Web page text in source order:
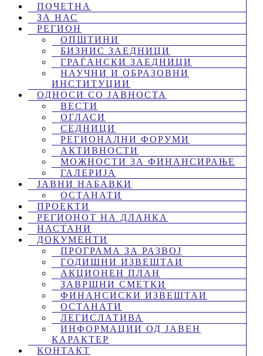
ПОЧЕТНА
ЗА НАС
РЕГИОН
ОПШТИНИ
БИЗНИС ЗАЕДНИЦИ
ГРАЃАНСКИ ЗАЕДНИЦИ
НАУЧНИ И ОБРАЗОВНИ
ИНСТИТУЦИИ
ОДНОСИ СО ЈАВНОСТА
ВЕСТИ
ОГЛАСИ
СЕДНИЦИ
РЕГИОНАЛНИ ФОРУМИ
АКТИВНОСТИ
МОЖНОСТИ ЗА ФИНАНСИРАЊЕ
ГАЛЕРИЈА
ЈАВНИ НАБАВКИ
ОСТАНАТИ
ПРОЕКТИ
РЕГИОНОТ НА ДЛАНКА
НАСТАНИ
ДОКУМЕНТИ
ПРОГРАМА ЗА РАЗВОЈ
ГОДИШНИ ИЗВЕШТАИ
АКЦИОНЕН ПЛАН
ЗАВРШНИ СМЕТКИ
ФИНАНСИСКИ ИЗВЕШТАИ
ОСТАНАТИ
ЛЕГИСЛАТИВА
ИНФОРМАЦИИ ОД ЈАВЕН
КАРАКТЕР
КОНТАКТ